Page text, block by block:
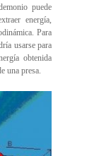
puede
energía,
Para
usarse para
obtenida
una presa.